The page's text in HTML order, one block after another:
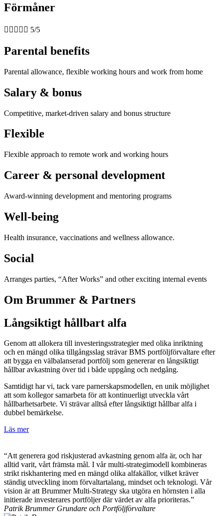
Förmåner
     5/5
Parental benefits
Parental allowance, flexible working hours and work from home
Salary & bonus
Competitive, market-driven salary and bonus structure
Flexible
Flexible approach to remote work and working hours
Career & personal development
Award-winning development and mentoring programs
Well-being
Health insurance, vaccinations and wellness allowance.
Social
Arranges parties, “After Works” and other exciting internal events
Om Brummer & Partners
Långsiktigt hållbart alfa
Genom att allokera till investeringsstrategier med olika inriktning
och en mängd olika tillgångsslag strävar BMS portföljförvaltare efter
att bygga en välbalanserad portfölj som genererar en långsiktigt
hållbar avkastning över tid i både uppgång och nedgång.
Samtidigt har vi, tack vare parnerskapsmodellen, en unik möjlighet
att som kollegor samarbeta för att kontinuerligt utveckla vårt
hållbarhetsarbete. Vi strävar alltså efter långsiktigt hållbar alfa i
dubbel bemärkelse.
Läs mer
“Att generera god riskjusterad avkastning genom alfa är, och har
alltid varit, vårt främsta mål. I vår multi-strategimodell kombineras
strikt riskhantering med en mängd olika alfakällor, vilket kräver
ständig utveckling inom förvaltartalang, mindset och teknologi. Vår
vision är att Brummer Multi-Strategy ska utgöra en hörnsten i alla
initierade investerares portföljer där värdet av alfa prioriteras.”
Patrik Brummer Grundare och Portföljförvaltare